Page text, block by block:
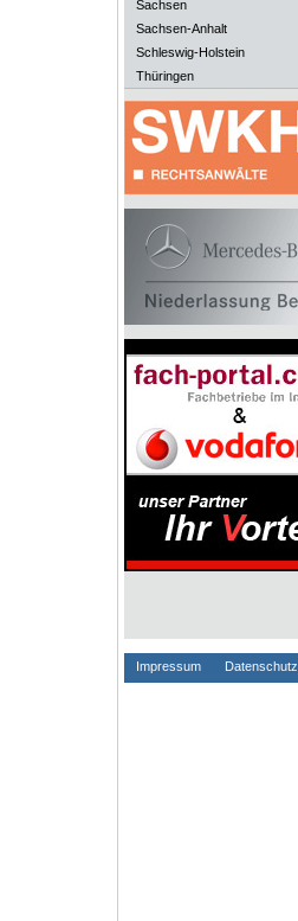
Sachsen
Sachsen-Anhalt
Schleswig-Holstein
Thüringen
Impressum Datenschutz